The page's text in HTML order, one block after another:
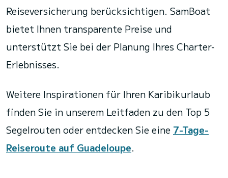
Reiseversicherung berücksichtigen. SamBoat
bietet Ihnen transparente Preise und
unterstützt Sie bei der Planung Ihres Charter-
Erlebnisses.
Weitere Inspirationen für Ihren Karibikurlaub
finden Sie in unserem Leitfaden zu den Top 5
Segelrouten oder entdecken Sie eine 7-Tage-
Reiseroute auf Guadeloupe.